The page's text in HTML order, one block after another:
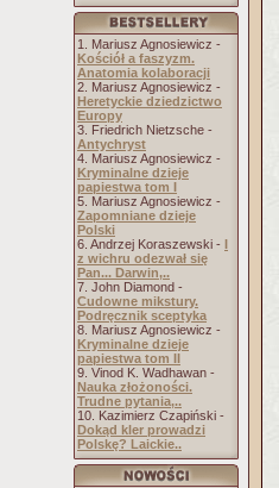
1. Mariusz Agnosiewicz -
Kościół a faszyzm.
Anatomia kolaboracji
2. Mariusz Agnosiewicz -
Heretyckie dziedzictwo
Europy
3. Friedrich Nietzsche -
Antychryst
4. Mariusz Agnosiewicz -
Kryminalne dzieje
papiestwa tom I
5. Mariusz Agnosiewicz -
Zapomniane dzieje
Polski
6. Andrzej Koraszewski - I
z wichru odezwał się
Pan... Darwin,..
7. John Diamond -
Cudowne mikstury.
Podręcznik sceptyka
8. Mariusz Agnosiewicz -
Kryminalne dzieje
papiestwa tom II
9. Vinod K. Wadhawan -
Nauka złożoności.
Trudne pytania,..
10. Kazimierz Czapiński -
Dokąd kler prowadzi
Polskę? Laickie..